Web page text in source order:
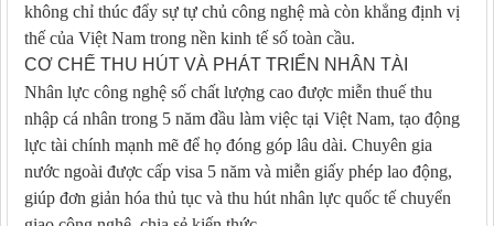
không chỉ thúc đẩy sự tự chủ công nghệ mà còn khẳng định vị
thế của Việt Nam trong nền kinh tế số toàn cầu.
CƠ CHẾ THU HÚT VÀ PHÁT TRIỂN NHÂN TÀI
Nhân lực công nghệ số chất lượng cao được miễn thuế thu
nhập cá nhân trong 5 năm đầu làm việc tại Việt Nam, tạo động
lực tài chính mạnh mẽ để họ đóng góp lâu dài. Chuyên gia
nước ngoài được cấp visa 5 năm và miễn giấy phép lao động,
giúp đơn giản hóa thủ tục và thu hút nhân lực quốc tế chuyển